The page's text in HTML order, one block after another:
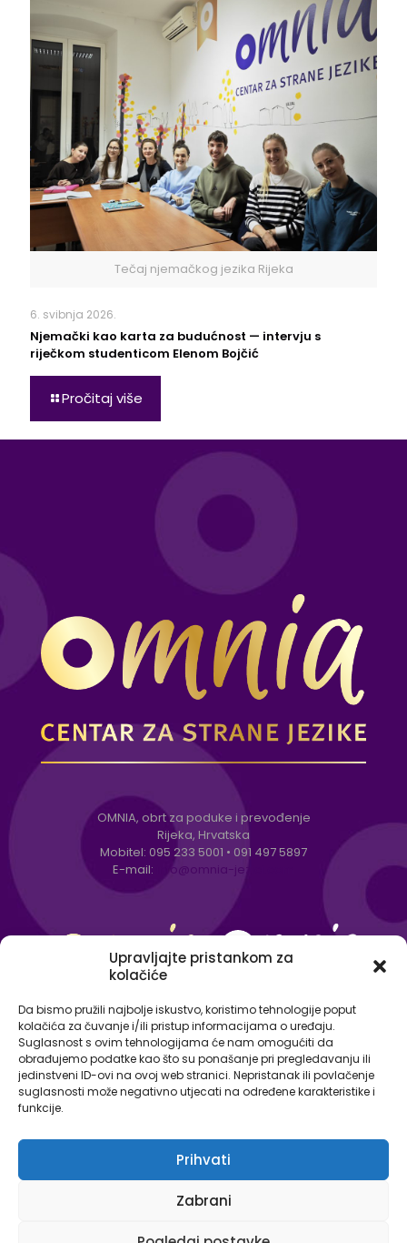
Upravljajte pristankom za
kolačiće
Da bismo pružili najbolje iskustvo, koristimo tehnologije poput
kolačića za čuvanje i/ili pristup informacijama o uređaju.
Suglasnost s ovim tehnologijama će nam omogućiti da
obrađujemo podatke kao što su ponašanje pri pregledavanju ili
jedinstveni ID-ovi na ovoj web stranici. Nepristanak ili povlačenje
suglasnosti može negativno utjecati na određene karakteristike i
funkcije.
Prihvati
Zabrani
Tečaj njemačkog jezika Rijeka
6. svibnja 2026.
Njemački kao karta za budućnost — intervju s
riječkom studenticom Elenom Bojčić
Pročitaj više
OMNIA, obrt za poduke i prevođenje
Rijeka, Hrvatska
Mobitel: 095 233 5001 • 091 497 5897
E-mail:
info@omnia-jezici.com
© Omnia - centar za strane jezike 2026. Sva prava